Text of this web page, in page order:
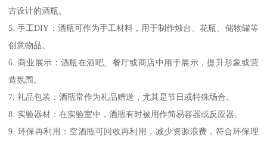
古设计的酒瓶。
5. 手工DIY：酒瓶可作为手工材料，用于制作烛台、花瓶、储物罐等
创意物品。
6. 商业展示：酒瓶在酒吧、餐厅或商店中用于展示，提升形象或营
造氛围。
7. 礼品包装：酒瓶常作为礼品赠送，尤其是节日或特殊场合。
8. 实验器材：在实验室中，酒瓶有时被用作简易容器或反应器。
9. 环保再利用：空酒瓶可回收再利用，减少资源浪费，符合环保理